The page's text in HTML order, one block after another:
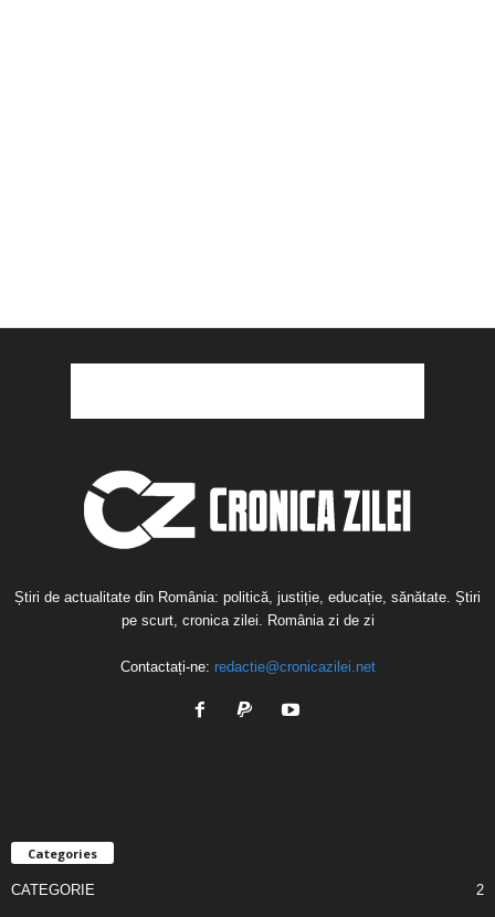
Știri de actualitate din România: politică, justiție, educație, sănătate. Știri
pe scurt, cronica zilei. România zi de zi
Contactați-ne: redactie@cronicazilei.net
Categories
CATEGORIE
2